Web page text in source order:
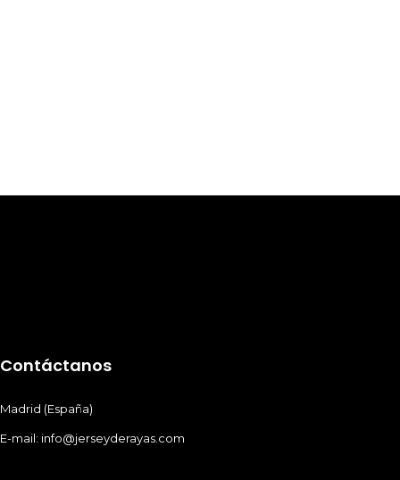
Contáctanos
Madrid (España)
E-mail: info@jerseyderayas.com